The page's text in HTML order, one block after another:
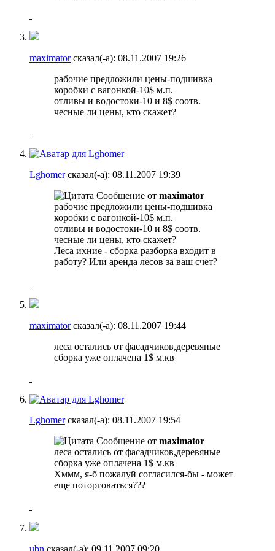
maximatorсказал(-а): 08.11.2007 19:26
рабочие предложили цены-подшивка
коробки с вагонкой-10$ м.п.
отливы и водостоки-10 и 8$ соотв.
чесные ли цены, кто скажет?
Lghomerсказал(-а): 08.11.2007 19:39
Сообщение от maximator
рабочие предложили цены-подшивка
коробки с вагонкой-10$ м.п.
отливы и водостоки-10 и 8$ соотв.
чесные ли цены, кто скажет?
Леса ихние - сборка разборка входит в
работу? Или аренда лесов за ваш счет?
maximatorсказал(-а): 08.11.2007 19:44
леса остались от фасадчиков,деревяные
сборка уже оплачена 1$ м.кв
Lghomerсказал(-а): 08.11.2007 19:54
Сообщение от maximator
леса остались от фасадчиков,деревяные
сборка уже оплачена 1$ м.кв
Хммм, я-б пожалуй согласился-бы - может
еще поторговаться???
ubn сказал(-а): 09.11.2007 09:20